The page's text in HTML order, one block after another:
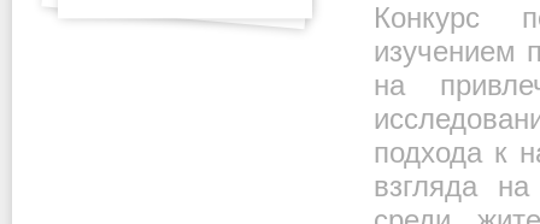
Конкурс
изучением
на
подхода к
взгляда на